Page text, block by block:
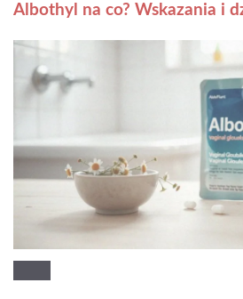
Albothyl na co? Wskazania i